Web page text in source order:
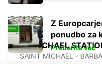
ST MICHAEL
SAINT MICHAEL -
Z
ponudbo za
Preberite več